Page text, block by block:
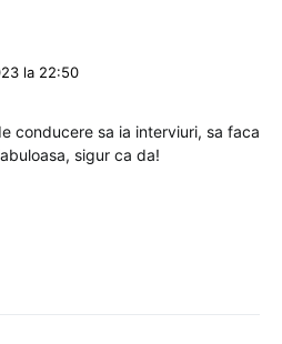
la 22:50
conducere sa ia interviuri, sa faca
sigur ca da!